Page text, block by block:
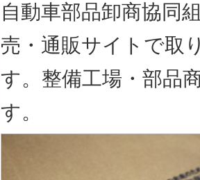
自動車部品卸商協同
売・通販サイトで取
す。整備工場・部品
す。